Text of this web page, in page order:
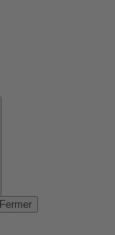
Fermer